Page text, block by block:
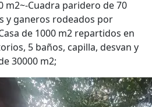
m2~-Cuadra paridero de 70
y ganeros rodeados por
de 1000 m2 repartidos en
5 baños, capilla, desvan y
30000 m2;